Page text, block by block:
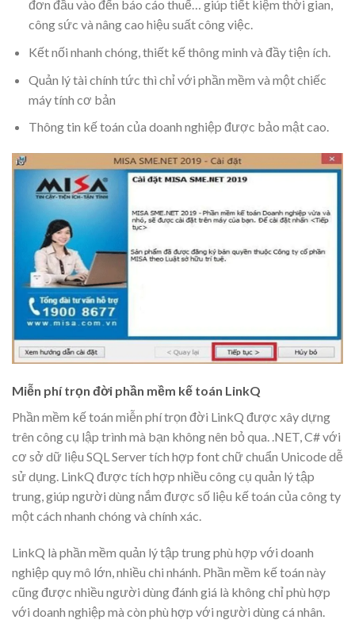
đơn đầu vào đến báo cáo thuế… giúp tiết kiệm thời gian,
công sức và nâng cao hiệu suất công việc.
Kết nối nhanh chóng, thiết kế thông minh và đầy tiện ích.
Quản lý tài chính tức thì chỉ với phần mềm và một chiếc
máy tính cơ bản
Thông tin kế toán của doanh nghiệp được bảo mật cao.
Miễn phí trọn đời phần mềm kế toán LinkQ
Phần mềm kế toán miễn phí trọn đời LinkQ được xây dựng
trên công cụ lập trình mà bạn không nên bỏ qua. .NET, C# với
cơ sở dữ liệu SQL Server tích hợp font chữ chuẩn Unicode dễ
sử dụng. LinkQ được tích hợp nhiều công cụ quản lý tập
trung, giúp người dùng nắm được số liệu kế toán của công ty
một cách nhanh chóng và chính xác.
LinkQ là phần mềm quản lý tập trung phù hợp với doanh
nghiệp quy mô lớn, nhiều chi nhánh. Phần mềm kế toán này
cũng được nhiều người dùng đánh giá là không chỉ phù hợp
với doanh nghiệp mà còn phù hợp với người dùng cá nhân.